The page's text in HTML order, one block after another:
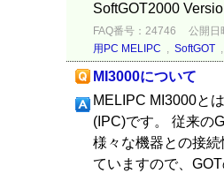
SoftGOT2000
FAQ番号：24746
公開日
用PC MELIPC , SoftGOT
MI3000について
MELIPC MI3000と
(IPC)です。 従来の
様々な機器との接
ていますので、